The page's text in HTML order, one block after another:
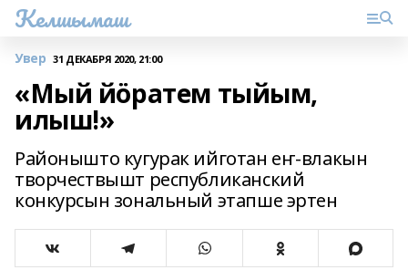
Келшымаш
Увер 31 ДЕКАБРЯ 2020, 21:00
«Мый йӧратем тыйым,
илыш!»
Районышто кугурак ийготан еҥ-влакын
творчествышт республиканский
конкурсын зональный этапше эртен